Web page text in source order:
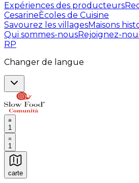
Expériences des producteurs
CesarineÈcoles de Cuisine
Savourez les villagesMaisons
Qui sommes-nousRejoignez-
RP
Changer de langue
1
1
carte